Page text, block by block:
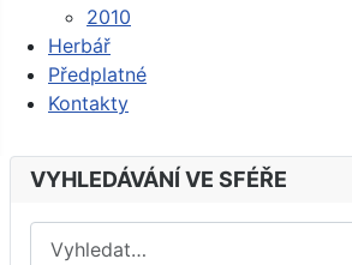
2010
Herbář
Předplatné
Kontakty
VYHLEDÁVÁNÍ VE SFÉŘE